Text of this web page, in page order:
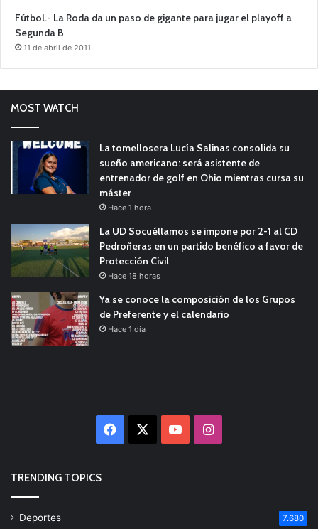
Fútbol.- La Roda da un paso de gigante para jugar el playoff a
Segunda B
11 de abril de 2011
MOST WATCH
La tomellosera Lucía Salinas consolida su
sueño americano: será asistente de
entrenador de golf en Ohio mientras cursa su
máster
Hace 1 hora
La UD Socuéllamos se impone por 2-1 al CD
Pedroñeras en un partido benéfico a favor de
Protección Civil
Hace 18 horas
Ya se conoce la composición de los Grupos
de Preferente y el calendario
Hace 1 día
Facebook YouTubeInstagram
TRENDING TOPICS
Deportes 7.680